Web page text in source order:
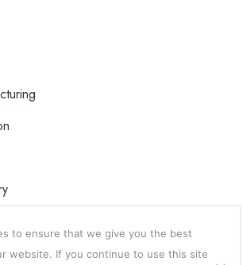
to ensure that we give you the best
website. If you continue to use this site